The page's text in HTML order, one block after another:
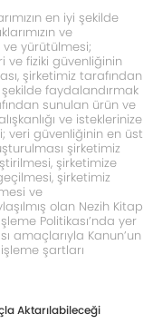
en iyi şekilde
ve
yürütülmesi;
ve fiziki güvenliğinin
şirketimiz tarafından
faydalandırmak
sunulan ürün ve
ve isteklerinize
veri güvenliğinin en üst
şirketimiz
şirketimize
şirketimiz
ve
olan Nezih Kitap
Politikası’nda yer
amaçlarıyla Kanun’un
şartları
Aktarılabileceği